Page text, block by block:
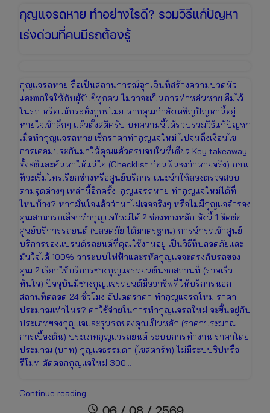
กุญแจรถหาย ทำอย่างไรดี? รวมวิธีแก้ปัญหา
เร่งด่วนที่คนมีรถต้องรู้
กุญแจรถหาย ถือเป็นสถานการณ์ฉุกเฉินที่สร้างความปวดหัว
และตกใจให้กับผู้ขับขี่ทุกคน ไม่ว่าจะเป็นการทำหล่นหาย ลืมไว้
ในรถ หรือแม้กระทั่งถูกขโมย หากคุณกำลังเผชิญปัญหานี้อยู่
หายใจเข้าลึกๆ แล้วตั้งสติครับ บทความนี้ได้รวบรวมวิธีแก้ปัญหา
เมื่อทำกุญแจรถหาย เช็กราคาทำกุญแจใหม่ ไปจนถึงเงื่อนไข
การเคลมประกันมาให้คุณแล้วครบจบในที่เดียว Key takeaway
ตั้งสติและค้นหาให้แน่ใจ (Checklist ก่อนฟันธงว่าหายจริง) ก่อน
ที่จะเริ่มโทรเรียกช่างหรือศูนย์บริการ แนะนำให้ลองตรวจสอบ
ตามจุดต่างๆ เหล่านี้อีกครั้ง: กุญแจรถหาย ทำกุญแจใหม่ได้ที่
ไหนบ้าง? หากมั่นใจแล้วว่าหาไม่เจอจริงๆ หรือไม่มีกุญแจสำรอง
คุณสามารถเลือกทำกุญแจใหม่ได้ 2 ช่องทางหลัก ดังนี้ 1.ติดต่อ
ศูนย์บริการรถยนต์ (ปลอดภัย ได้มาตรฐาน) การนำรถเข้าศูนย์
บริการของแบรนด์รถยนต์ที่คุณใช้งานอยู่ เป็นวิธีที่ปลอดภัยและ
มั่นใจได้ 100% ว่าระบบไฟฟ้าและรหัสกุญแจจะตรงกับรถของ
คุณ 2.เรียกใช้บริการช่างกุญแจรถยนต์นอกสถานที่ (รวดเร็ว
ทันใจ) ปัจจุบันมีช่างกุญแจรถยนต์มืออาชีพที่ให้บริการนอก
สถานที่ตลอด 24 ชั่วโมง อัปเดตราคา ทำกุญแจรถใหม่ ราคา
ประมาณเท่าไหร่? ค่าใช้จ่ายในการทำกุญแจรถใหม่ จะขึ้นอยู่กับ
ประเภทของกุญแจและรุ่นรถของคุณเป็นหลัก (ราคาประมาณ
การเบื้องต้น) ประเภทกุญแจรถยนต์ ระบบการทำงาน ราคาโดย
ประมาณ (บาท) กุญแจธรรมดา (ไขสตาร์ท) ไม่มีระบบชิปหรือ
รีโมท ตัดดอกกุญแจใหม่ 300…
Continue reading
รถ
schedule